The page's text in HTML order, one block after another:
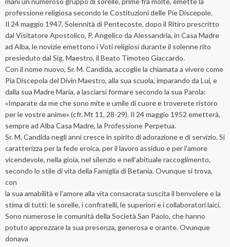
professione religiosa secondo le Costituzioni delle Pie Discepole.
Il 24 maggio 1947, Solennità di Pentecoste, dopo il Ritiro prescritto
dal Visitatore Apostolico, P. Angelico da Alessandria, in Casa Madre
ad Alba, le novizie emettono i Voti religiosi durante il solenne rito
presieduto dal Sig. Maestro, il Beato Timoteo Giaccardo.
Con il nome nuovo, Sr. M. Candida, accoglie la chiamata a vivere come
Pia Discepola del Divin Maestro, alla sua scuola, imparando da Lui, e
dalla sua Madre Maria, a lasciarsi formare secondo la sua Parola:
«Imparate da me che sono mite e umile di cuore e troverete ristoro
per le vostre anime» (cfr. Mt 11, 28-29). Il 24 maggio 1952 emetterà,
sempre ad Alba Casa Madre, la Professione Perpetua.
Sr. M. Candida negli anni cresce in spirito di adorazione e di servizio. Si
caratterizza per la fede eroica, per il lavoro assiduo e per l’amore
vicendevole, nella gioia, nel silenzio e nell’abituale raccoglimento,
secondo lo stile di vita della Famiglia di Betania. Ovunque si trova,
con
la sua amabilità e l’amore alla vita consacrata suscita il benvolere e la
stima di tutti: le sorelle, i confratelli, le superiori e i collaboratori laici.
Sono numerose le comunità della Società San Paolo, che hanno
potuto apprezzare la sua presenza, generosa e orante. Ovunque
donava